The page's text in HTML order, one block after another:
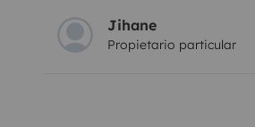
des plus conventionnelles
elle peut accueillir quatre
Jihane
Propietario particular